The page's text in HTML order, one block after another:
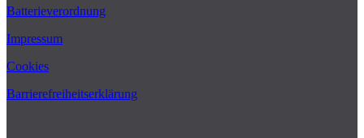
Batterieverordnung
Impressum
Cookies
Barrierefreiheitserklärung